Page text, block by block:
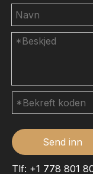
Send inn
Tlf: +1 778 801